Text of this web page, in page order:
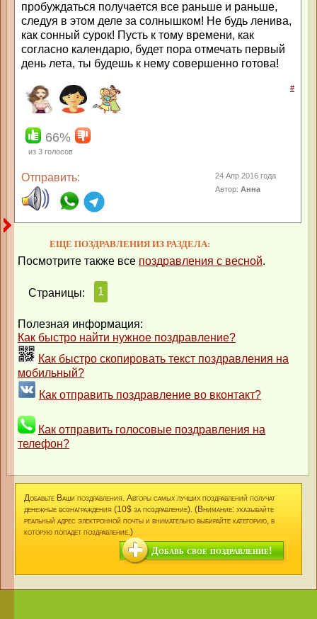
пробуждаться получается все раньше и раньше,
следуя в этом деле за солнышком! Не будь ленива,
как сонный сурок! Пусть к тому времени, как
согласно календарю, будет пора отмечать первый
день лета, ты будешь к нему совершенно готова!
#
66%
из 3 голосов
Отправить:
24 Апр 2016 года
Автор:Анна
ЕЩЕ ПОЗДРАВЛЕНИЯ ИЗ РАЗДЕЛА:
Посмотрите также все поздравления с весной.
Страницы: 1
Полезная информация:
Как быстро найти нужное поздравление?
Как быстро скопировать текст поздравления на
мобильный?
Как отправить поздравление во вконтакт?
Как отправить голосовые поздравления на
телефон?
Добавьте Ваши поздравления. Авторы самых лучших поздравлений получат
денежные вознаграждения (10$ за поздравление). (Внимание: указывайте
реальный адрес электронной почты и внимательно выбирайте категорию, в
которую попадет поздравление.)
Добавь свое поздравление!